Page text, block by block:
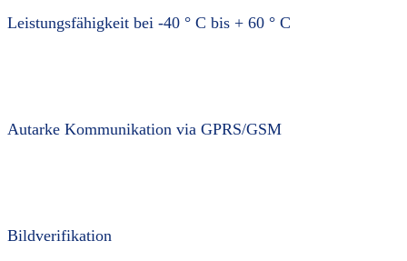
Leistungsfähigkeit bei -40 ° C bis + 60 ° C​
Autarke Kommunikation via GPRS/GSM
Bildverifikation